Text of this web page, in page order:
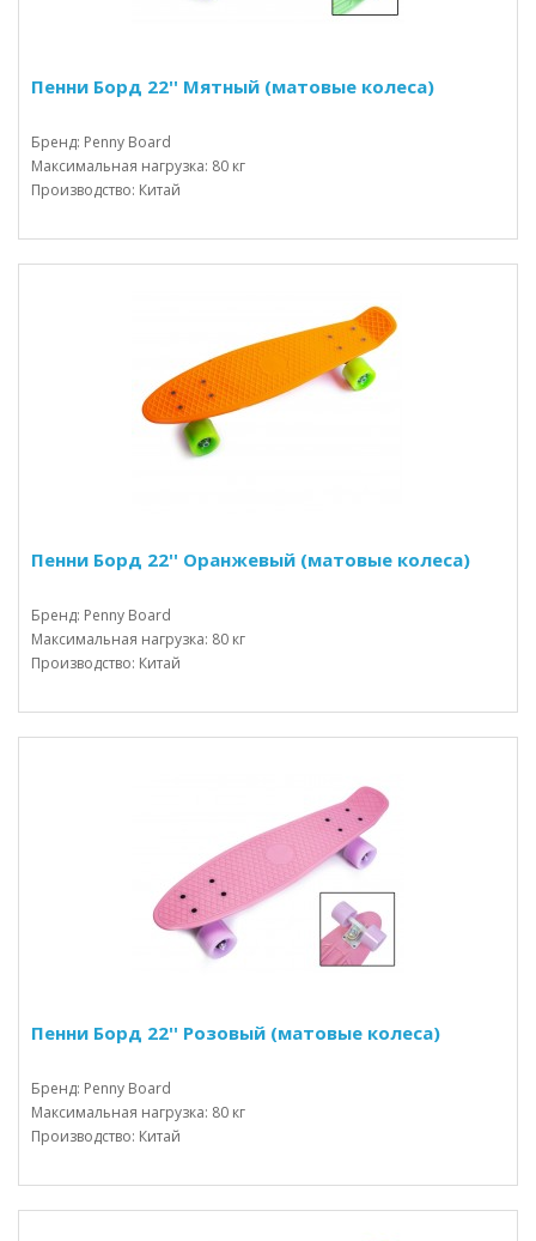
Пенни Борд 22'' Мятный (матовые колеса)
Бренд: Penny Board
Максимальная нагрузка: 80 кг
Производство: Китай
Пенни Борд 22'' Оранжевый (матовые колеса)
Бренд: Penny Board
Максимальная нагрузка: 80 кг
Производство: Китай
Пенни Борд 22'' Розовый (матовые колеса)
Бренд: Penny Board
Максимальная нагрузка: 80 кг
Производство: Китай